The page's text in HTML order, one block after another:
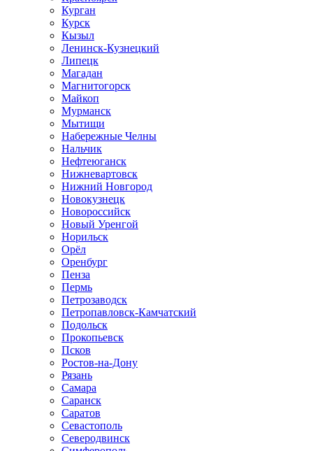
Курган
Курск
Кызыл
Ленинск-Кузнецкий
Липецк
Магадан
Магнитогорск
Майкоп
Мурманск
Мытищи
Набережные Челны
Нальчик
Нефтеюганск
Нижневартовск
Нижний Новгород
Новокузнецк
Новороссийск
Новый Уренгой
Норильск
Орёл
Оренбург
Пенза
Пермь
Петрозаводск
Петропавловск-Камчатский
Подольск
Прокопьевск
Псков
Ростов-на-Дону
Рязань
Самара
Саранск
Саратов
Севастополь
Северодвинск